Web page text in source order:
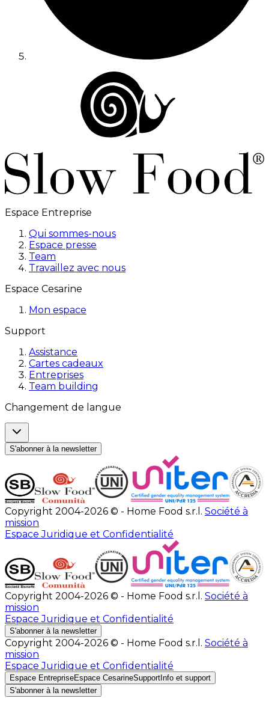
Espace Entreprise
Qui sommes-nous
Espace presse
Team
Travaillez avec nous
Espace Cesarine
Mon espace
Support
Assistance
Cartes cadeaux
Entreprises
Team building
Changement de langue
S'abonner à la newsletter
Copyright 2004-2026 © - Home Food s.r.l. Société à
mission
Espace Juridique et Confidentialité
Copyright 2004-2026 © - Home Food s.r.l. Société à
mission
Espace Juridique et Confidentialité
S'abonner à la newsletter
Copyright 2004-2026 © - Home Food s.r.l. Société à
mission
Espace Juridique et Confidentialité
Espace EntrepriseEspace CesarineSupport Info et support
S'abonner à la newsletter